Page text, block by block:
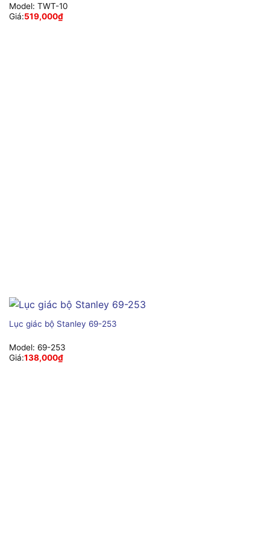
Model: TWT-10
Giá:519,000₫
Lục giác bộ Stanley 69-253
Model: 69-253
Giá:138,000₫